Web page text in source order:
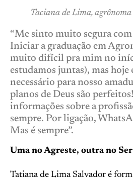
Taciana de Lima, agrônoma
“Me sinto muito segura com
Iniciar a graduação em
muito difícil pra mim no
estudamos juntas), mas hoje
necessário para nosso
planos de Deus são
informações sobre a
sempre. Por ligação,
Mas é sempre”.
Uma no Agreste, outra no
Tatiana de Lima Salvador é